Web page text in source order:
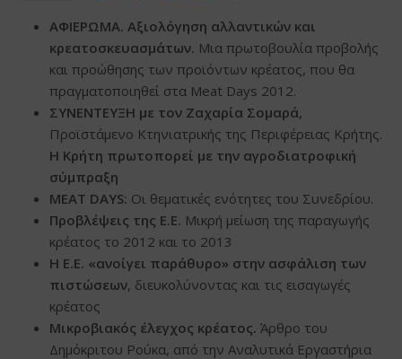
ΑΦΙΕΡΩΜΑ. Αξιολόγηση αλλαντικών και
κρεατοσκευασμάτων. Μια πρωτοβουλία προβολής
και προώθησης των προϊόντων κρέατος, που θα
πραγματοποιηθεί στα Meat Days 2012.
ΣΥΝΕΝΤΕΥΞΗ με τον Ζαχαρία Σομαρά,
Προϊστάμενο Κτηνιατρικής της Περιφέρειας Κρήτης.
Η Κρήτη πρωτοπορεί με την αγροδιατροφική
σύμπραξη
MEAT DAYS: Οι θεματικές ενότητες του Συνεδρίου.
Προβλέψεις της Ε.Ε. Μικρή μείωση της παραγωγής
κρέατος το 2012 και το 2013
Η Ε.Ε. «ανοίγει παράθυρο» στην ασφάλιση των
πιστώσεων, διευκολύνοντας και τις εισαγωγές
κρέατος
Μικροβιακός έλεγχος κρέατος. Άρθρο του
Δημόκριτου Ρούκα, από την Αναλυτικά Εργαστήρια